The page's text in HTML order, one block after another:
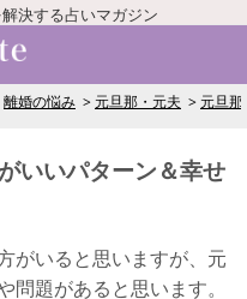
決する占いマガジン
離婚の悩み 元旦那・元夫 元旦
いいパターン＆幸せ
がいると思いますが、元
題があると思います。